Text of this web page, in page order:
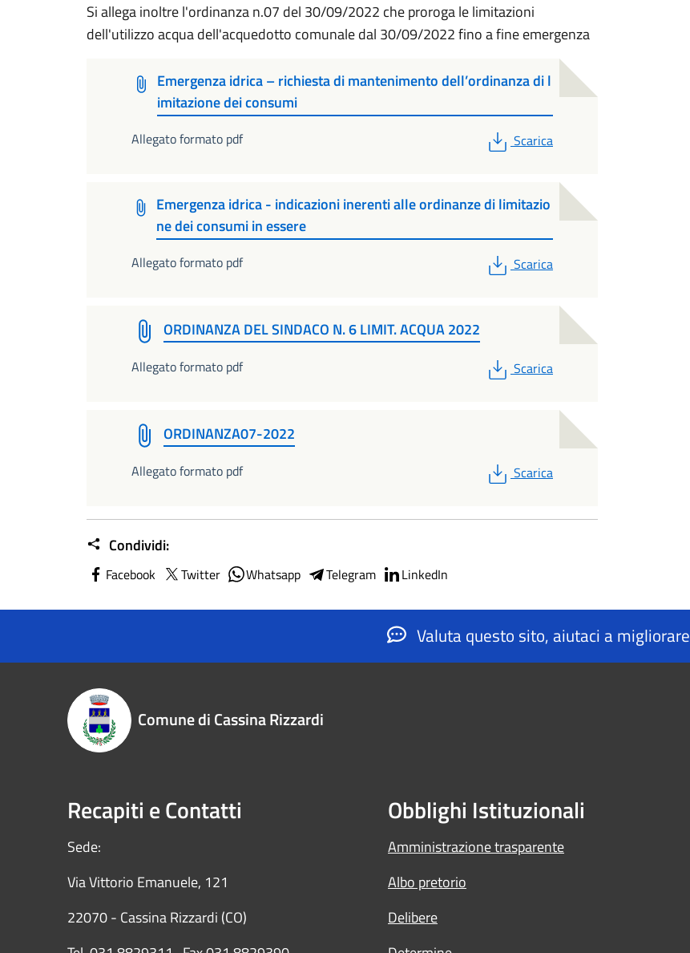
Si allega inoltre l'ordinanza n.07 del 30/09/2022 che proroga le limitazioni
dell'utilizzo acqua dell'acquedotto comunale dal 30/09/2022 fino a fine emergenza
Emergenza idrica – richiesta di mantenimento dell’ordinanza di l
imitazione dei consumi
Allegato formato pdf PDF
Scarica
Emergenza idrica - indicazioni inerenti alle ordinanze di limitazio
ne dei consumi in essere
Allegato formato pdf PDF
Scarica
ORDINANZA DEL SINDACO N. 6 LIMIT. ACQUA 2022
Allegato formato pdf PDF
Scarica
ORDINANZA07-2022
Allegato formato pdf PDF
Scarica
Condividi:
Facebook Twitter Whatsapp Telegram LinkedIn
Valuta questo sito, aiutaci a migliorare
Comune di Cassina Rizzardi
Recapiti e Contatti
Sede:
Via Vittorio Emanuele, 121
22070 - Cassina Rizzardi (CO)
Obblighi Istituzionali
Amministrazione trasparente
Albo pretorio
Delibere